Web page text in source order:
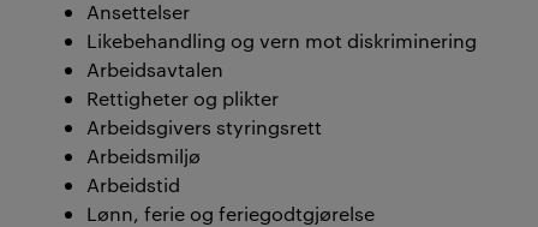
Ansettelser
Likebehandling og vern mot diskriminering
Arbeidsavtalen
Rettigheter og plikter
Arbeidsgivers styringsrett
Arbeidsmiljø
Arbeidstid
Lønn, ferie og feriegodtgjørelse